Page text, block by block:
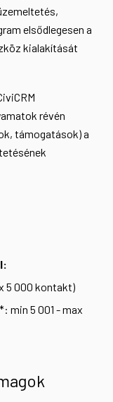
elsődlegesen a
kialakítását
révén
támogatások) a
5 000 kontakt)
min 5 001 - max